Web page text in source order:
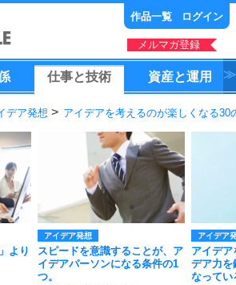
作品一覧 ログイン
メルマガ登録
仕事と技術 資産と運用
デア発想 アイデアを考えるのが楽しくなる30
より
アイデア発想
スピードを意識することが、ア
イデアパーソンになる条件の1
つ。
アイデア
アイデ
デア力を
なってい